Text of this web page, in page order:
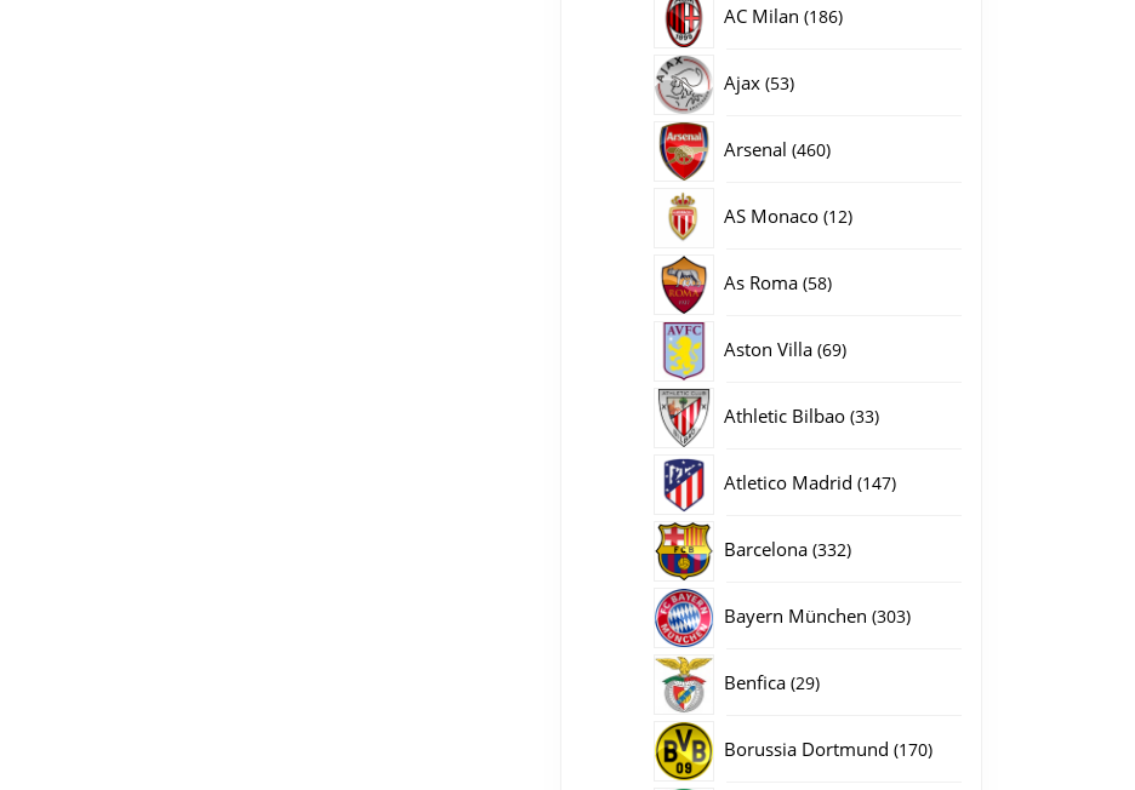
AC Milan 186186
Ajax 5353
Arsenal 460460
AS Monaco 1212
As Roma 5858
Aston Villa 6969
Athletic Bilbao 3333
Atletico Madrid 147147
Barcelona 332332
Bayern München 303303
Benfica 2929
Borussia Dortmund 170170